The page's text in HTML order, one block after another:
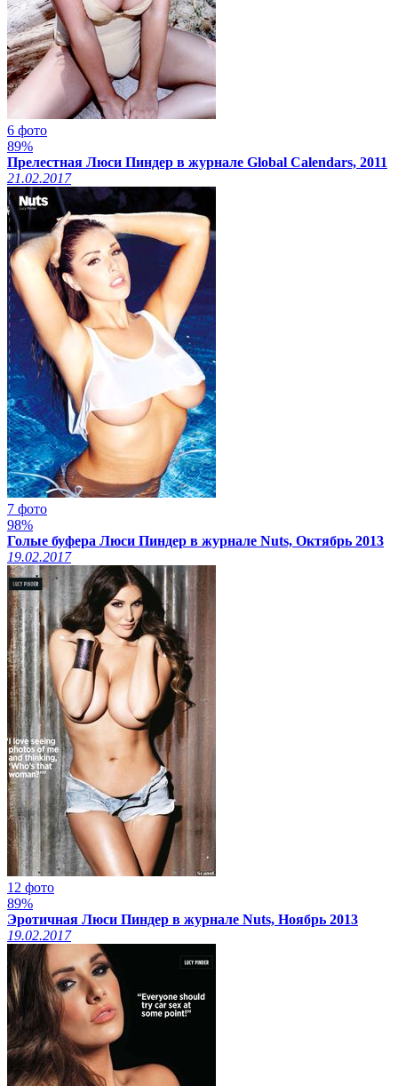
6 фото
89%
Прелестная Люси Пиндер в журнале Global Calendars, 2011
21.02.2017
7 фото
98%
Голые буфера Люси Пиндер в журнале Nuts, Октябрь 2013
19.02.2017
12 фото
89%
Эротичная Люси Пиндер в журнале Nuts, Ноябрь 2013
19.02.2017